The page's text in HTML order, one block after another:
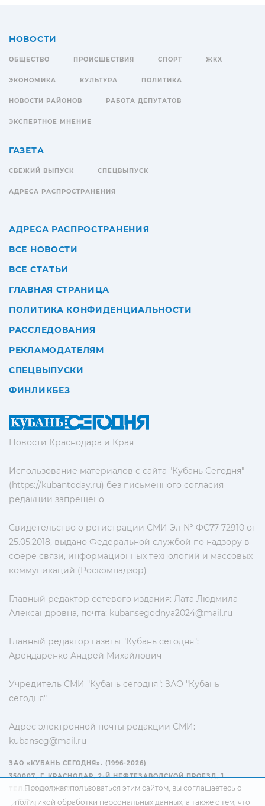
Новости Краснодара и Края
Использование материалов с сайта "Кубань Сегодня"
(https://kubantoday.ru) без письменного согласия
редакции запрещено
Свидетельство о регистрации СМИ Эл № ФС77-72910 от
25.05.2018, выдано Федеральной службой по надзору в
сфере связи, информационных технологий и массовых
коммуникаций (Роскомнадзор)
Главный редактор сетевого издания: Лата Людмила
Александровна, почта: kubansegodnya2024@mail.ru
Главный редактор газеты "Кубань сегодня":
Арендаренко Андрей Михайлович
Учредитель СМИ "Кубань сегодня": ЗАО "Кубань
сегодня"
Адрес электронной почты редакции СМИ:
kubanseg@mail.ru
НОВОСТИ
ОБЩЕСТВО ПРОИСШЕСТВИЯ СПОРТ ЖКХ
ЭКОНОМИКА КУЛЬТУРА ПОЛИТИКА
НОВОСТИ РАЙОНОВ РАБОТА ДЕПУТАТОВ
ЭКСПЕРТНОЕ МНЕНИЕ
ГАЗЕТА
СВЕЖИЙ ВЫПУСК СПЕЦВЫПУСК
АДРЕСА РАСПРОСТРАНЕНИЯ
АДРЕСА РАСПРОСТРАНЕНИЯ
ВСЕ НОВОСТИ
ВСЕ СТАТЬИ
ГЛАВНАЯ СТРАНИЦА
ПОЛИТИКА КОНФИДЕНЦИАЛЬНОСТИ
РАССЛЕДОВАНИЯ
РЕКЛАМОДАТЕЛЯМ
СПЕЦВЫПУСКИ
ФИНЛИКБЕЗ
ЗАО «КУБАНЬ СЕГОДНЯ». (1996-2026)
350007, Г. КРАСНОДАР, 2-Й НЕФТЕЗАВОДСКОЙ ПРОЕЗД, 1
ТЕЛ.: +7(861) 267-15-15
Продолжая пользоваться этим сайтом, вы соглашаетесь с
политикой обработки персональных данных, а также с тем, что